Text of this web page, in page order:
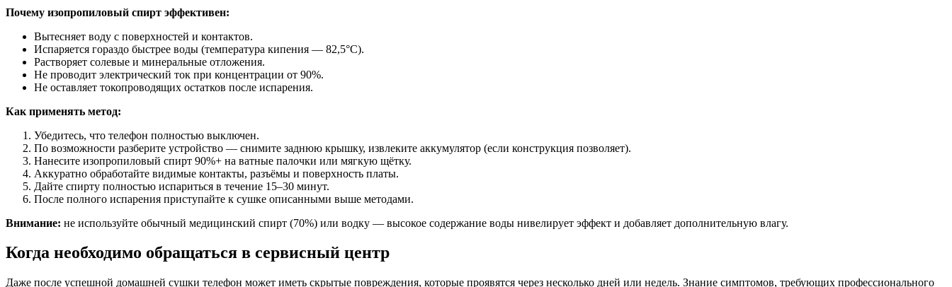
Почему изопропиловый спирт эффективен:
Вытесняет воду с поверхностей и контактов.
Испаряется гораздо быстрее воды (температура кипения — 82,5°C).
Растворяет солевые и минеральные отложения.
Не проводит электрический ток при концентрации от 90%.
Не оставляет токопроводящих остатков после испарения.
Как применять метод:
Убедитесь, что телефон полностью выключен.
По возможности разберите устройство — снимите заднюю крышку, извлеките аккумулятор (если конструкция позволяет).
Нанесите изопропиловый спирт 90%+ на ватные палочки или мягкую щётку.
Аккуратно обработайте видимые контакты, разъёмы и поверхность платы.
Дайте спирту полностью испариться в течение 15–30 минут.
После полного испарения приступайте к сушке описанными выше методами.
Внимание: не используйте обычный медицинский спирт (70%) или водку — высокое содержание воды нивелирует эффект и добавляет дополнительную влагу.
Когда необходимо обращаться в сервисный центр
Даже после успешной домашней сушки телефон может иметь скрытые повреждения, которые проявятся через несколько дней или недель. Знание симптомов, требующих профессионального